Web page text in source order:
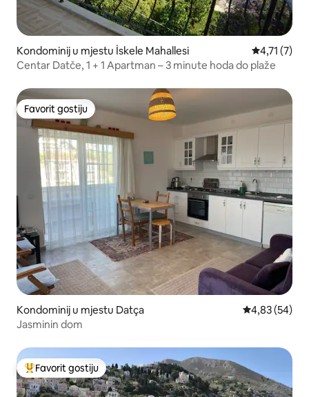
Kondominij u mjestu İskele Mahallesi Prosječna
4,71 (7)
Centar Datče, 1 + 1 Apartman – 3 minute hoda do plaže
Favorit gostiju
Favorit gostiju
Kondominij u mjestu Datça Prosječna
4,83 (54)
Jasminin dom
Glavni favorit gostiju
Favorit gostiju